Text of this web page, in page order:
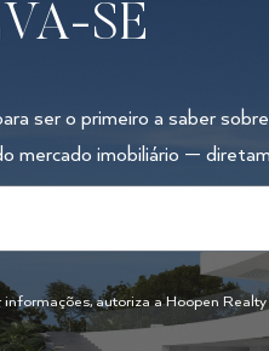
SE
ser o primeiro a saber
mercado imobiliário —
autoriza a Hoopen